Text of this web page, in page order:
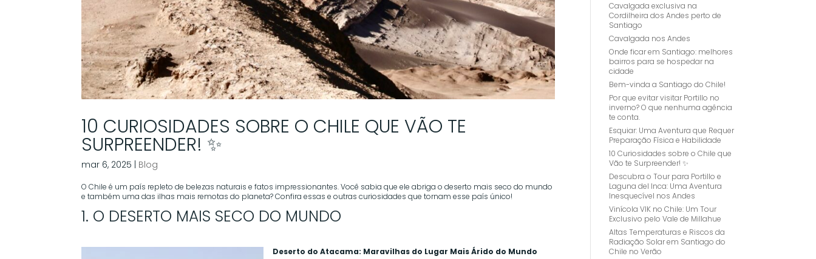
10 CURIOSIDADES SOBRE O CHILE QUE VÃO TE
SURPREENDER! ✨
mar 6, 2025 Blog
O Chile é um país repleto de belezas naturais e fatos impressionantes. Você sabia que ele abriga o deserto mais seco do mundo
e também uma das ilhas mais remotas do planeta? Confira essas e outras curiosidades que tornam esse país único!
1. O DESERTO MAIS SECO DO MUNDO
Deserto do Atacama: Maravilhas do Lugar Mais Árido do Mundo
Cavalgada exclusiva na
Cordilheira dos Andes perto de
Santiago
Cavalgada nos Andes
Onde ficar em Santiago: melhores
bairros para se hospedar na
cidade
Bem-vinda a Santiago do Chile!
Por que evitar visitar Portillo no
inverno? O que nenhuma agência
te conta.
Esquiar: Uma Aventura que Requer
Preparação Física e Habilidade
10 Curiosidades sobre o Chile que
Vão te Surpreender! ✨
Descubra o Tour para Portillo e
Laguna del Inca: Uma Aventura
Inesquecível nos Andes
Vinícola VIK no Chile: Um Tour
Exclusivo pelo Vale de Millahue
Altas Temperaturas e Riscos da
Radiação Solar em Santiago do
Chile no Verão